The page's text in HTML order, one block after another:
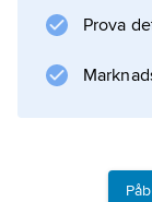
. De
och tolkad
Prova